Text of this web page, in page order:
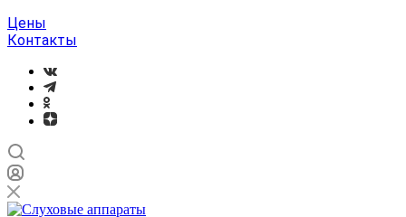
Цены
Контакты